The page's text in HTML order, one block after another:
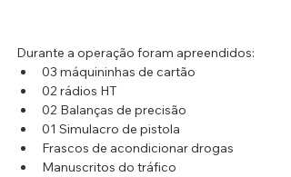
Durante a operação foram apreendidos:
03 máquininhas de cartão
02 rádios HT
02 Balanças de precisão
01 Simulacro de pistola
Frascos de acondicionar drogas
Manuscritos do tráfico